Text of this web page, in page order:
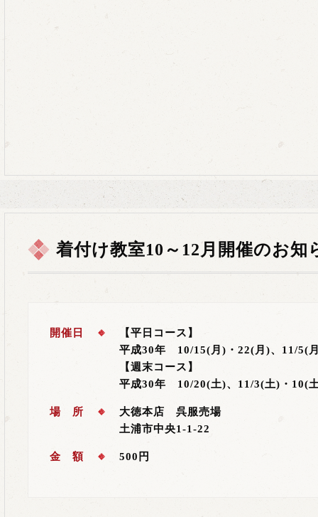
着付け教室10～12月開催のお知
開催日
【平日コース】
平成30年 10/15(月)・22(月)、11/5(
【週末コース】
平成30年 10/20(土)、11/3(土)・10(
場 所
大徳本店 呉服売場
土浦市中央1-1-22
金 額 500円